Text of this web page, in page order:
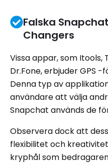
Falska
Changers
Vissa appar, som Itools,
Dr.Fone, erbjuder GPS
Denna typ av
användare att välja
Snapchat används de
Observera dock att
flexibilitet och
kryphål som